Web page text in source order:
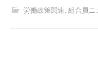
労働政策関連 組合員ニ